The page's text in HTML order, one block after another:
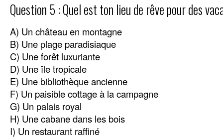
Question 5 : Quel est ton lieu de rêve pour des
A) Un château en montagne
B) Une plage paradisiaque
C) Une forêt luxuriante
D) Une île tropicale
E) Une bibliothèque ancienne
F) Un paisible cottage à la campagne
G) Un palais royal
H) Une cabane dans les bois
I) Un restaurant raffiné